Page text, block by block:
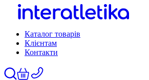
Каталог товарів
Клієнтам
Контакти